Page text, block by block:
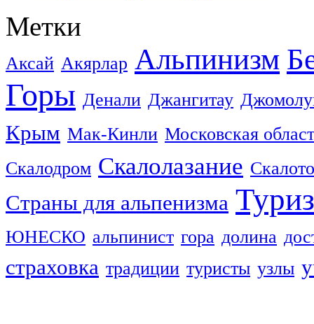
Метки
Аксай Акярлар Альпинизм
Горы Денали Джангитау
Крым Мак-Кинли Московская
Скалодром Скалолазание
Страны для альпенизма
ЮНЕСКО альпинист гора долина
страховка традиции туристы узлы